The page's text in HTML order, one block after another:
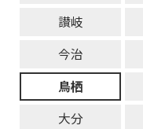
讃岐
今治
鳥栖
大分